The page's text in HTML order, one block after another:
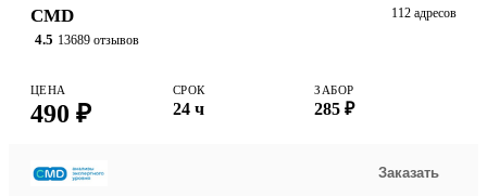
CMD
4.5 13689 отзывов
112 адресов
ЦЕНА
490 ₽
СРОК
24 ч
ЗАБОР
285 ₽
Заказать